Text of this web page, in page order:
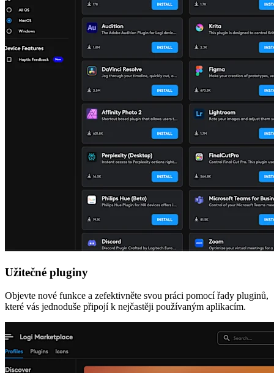
Užitečné pluginy
Objevte nové funkce a zefektivněte svou práci pomocí řady pluginů,
které vás jednoduše připojí k nejčastěji používaným aplikacím.